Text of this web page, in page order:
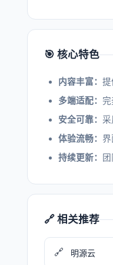
🎯 核心特色
内容丰富： 提
多端适配： 完
安全可靠：
体验流畅：
持续更新：
🔗 相关推荐
🔗 明源云